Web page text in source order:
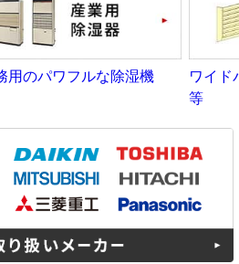
用のパワフルな除湿機
ワイド
等